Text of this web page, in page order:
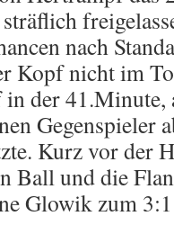
nach
Kopf nicht im
der 41.Minute,
Gegenspieler
Kurz vor der
Ball und die
Glowik zum